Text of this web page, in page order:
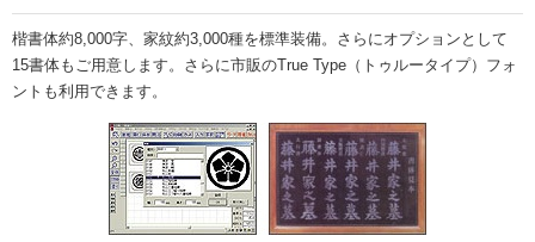
楷書体約8,000字、家紋約3,000種を標準装備。さらにオプションとして
15書体もご用意します。さらに市販のTrue Type（トゥルータイプ）フォ
ントも利用できます。